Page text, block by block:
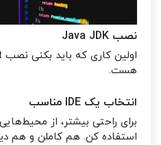
نصب Java JDK
اولین کاری که باید بکنی نصب
هست.
انتخاب یک IDE مناسب
استفاده کن. هم کاملن و هم